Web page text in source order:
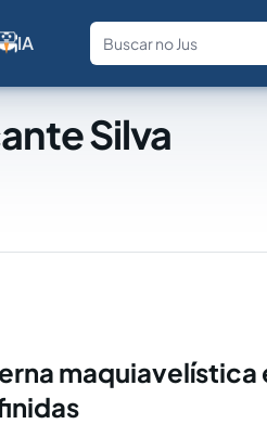
IA
Fale com
Silva
maquiavelística